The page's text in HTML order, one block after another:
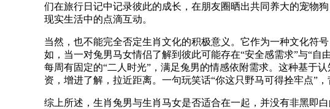
们在旅行日记中记录彼此的成长，在朋友圈晒出共同养大的宠物
现实生活中的点滴互动。
当然，也不能完全否定生肖文化的积极意义。它作为一种文化符
如，当一对兔男马女情侣了解到彼此可能存在“安全感需求”与“
每周有固定的“二人时光”，满足兔男的情感依附需求。这种基于
资，增进了解，拉近距离。一句玩笑话“你这只野马可得拴牢点”
综上所述，生肖兔男与生肖马女是否适合在一起，并没有非黑即